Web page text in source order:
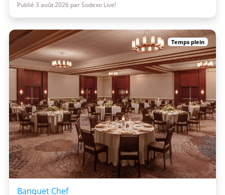
Publié 3 août 2026 par Sodexo Live!
Temps plein
Banquet Chef